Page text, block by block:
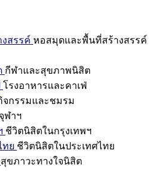
สรรค์ หอสมุดและพื้นที่สร้างสรรค์
กีฬาและสุขภาพนิสิต
โรงอาหารและคาเฟ่
จกรรมและชมรม
ฬาฯ
ชีวิตนิสิตในกรุงเทพฯ
ทย ชีวิตนิสิตในประเทศไทย
สุขภาวะทางใจนิสิต